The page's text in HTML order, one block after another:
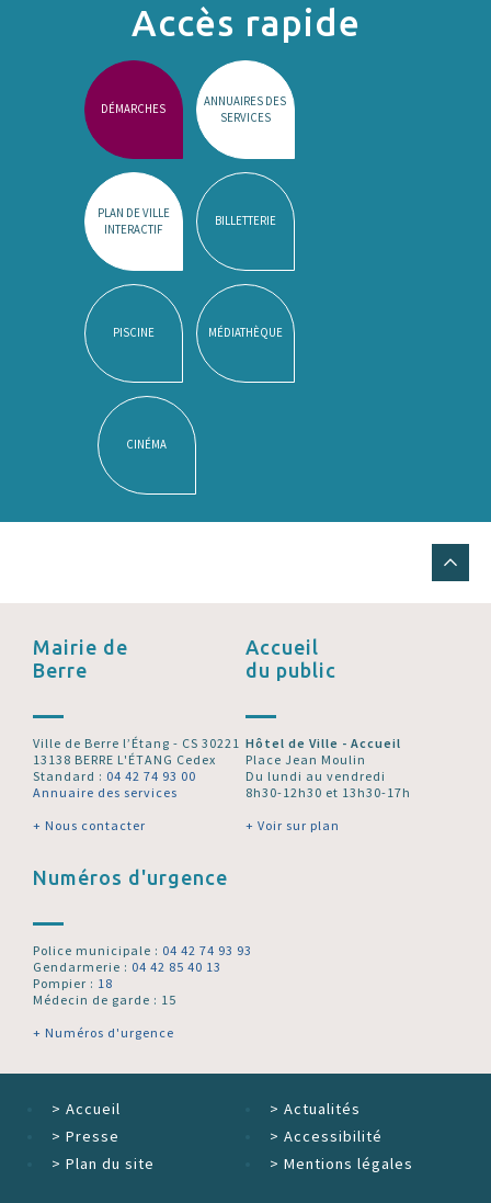
Accès rapide
DÉMARCHES
ANNUAIRES DES
SERVICES
PLAN DE VILLE
INTERACTIF
BILLETTERIE
PISCINE MÉDIATHÈQUE
CINÉMA
Mairie de
Berre
Ville de Berre l’Étang - CS 30221
13138 BERRE L'ÉTANG Cedex
Standard : 04 42 74 93 00
Annuaire des services
+ Nous contacter
Accueil
du public
Hôtel de Ville - Accueil
Place Jean Moulin
Du lundi au vendredi
8h30-12h30 et 13h30-17h
+ Voir sur plan
Numéros d'urgence
Police municipale : 04 42 74 93 93
Gendarmerie : 04 42 85 40 13
Pompier : 18
Médecin de garde : 15
+ Numéros d'urgence
> Accueil > Actualités
> Presse > Accessibilité
> Plan du site > Mentions légales